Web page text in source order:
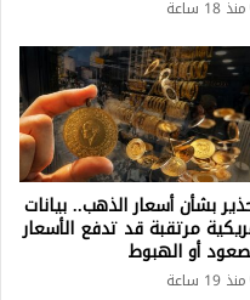
منذ 18 ساعة
بشأن أسعار الذهب.. بيانات
مرتقبة قد تدفع الأسعار
أو الهبوط
منذ 19 ساعة